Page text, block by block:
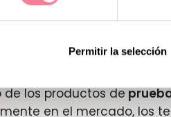
Permitir la selección
con anterioridad. Su
de los productos de
en el mercado, los